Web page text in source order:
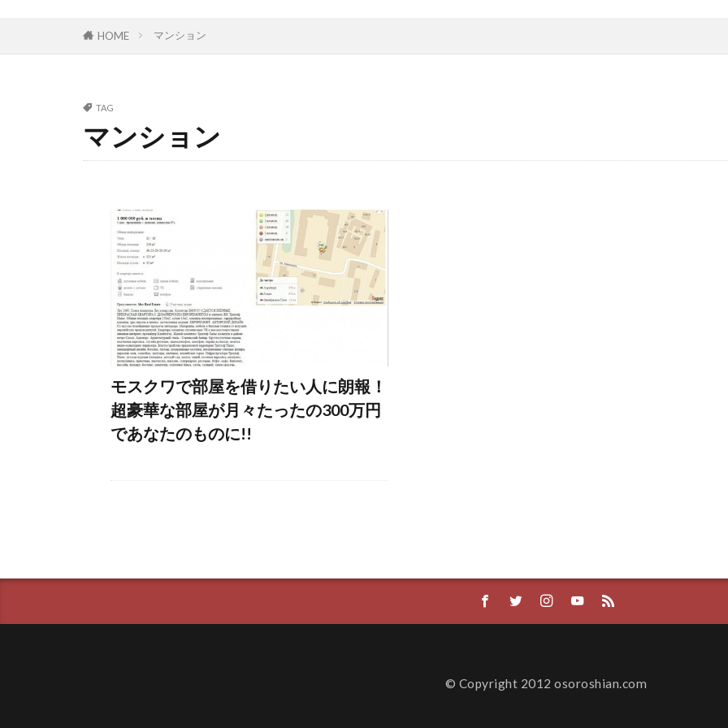
HOME マンション
TAG
マンション
モスクワで部屋を借りたい人に朗報！
超豪華な部屋が月々たったの300万円
であなたのものに!!
© Copyright 2012 osoroshian.com